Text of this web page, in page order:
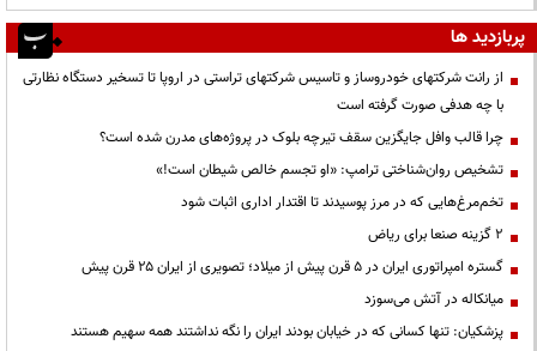
پربازدید ها
از رانت‌ شرکتهای خودروساز و تاسیس شرکتهای تراستی در اروپا تا تسخیر دستگاه نظارتی
با چه هدفی صورت گرفته است
چرا قالب وافل جایگزین سقف تیرچه بلوک در پروژه‌های مدرن شده است؟
تشخیص روان‌شناختی ترامپ: «او تجسم خالص شیطان است!»
تخم‌مرغ‌هایی که در مرز پوسیدند تا اقتدار اداری اثبات شود
۲ گزینه صنعا برای ریاض
گستره امپراتوری ایران در ۵ قرن پیش از میلاد؛ تصویری از ایران ۲۵ قرن پیش
میانکاله در آتش می‌سوزد
پزشکیان: تنها کسانی که در خیابان بودند ایران را نگه نداشتند همه سهیم هستند